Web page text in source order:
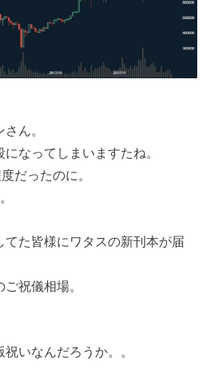
ん。
なってしまいますたね。
だったのに。
てた皆様にワタスの新刊本が届
祝儀相場。
いなんだろうか。。